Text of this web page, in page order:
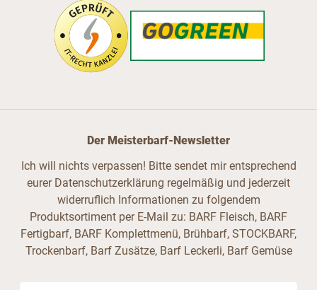
Der Meisterbarf-Newsletter
Ich will nichts verpassen! Bitte sendet mir entsprechend
eurer Datenschutzerklärung regelmäßig und jederzeit
widerruflich Informationen zu folgendem
Produktsortiment per E-Mail zu: BARF Fleisch, BARF
Fertigbarf, BARF Komplettmenü, Brühbarf, STOCKBARF,
Trockenbarf, Barf Zusätze, Barf Leckerli, Barf Gemüse